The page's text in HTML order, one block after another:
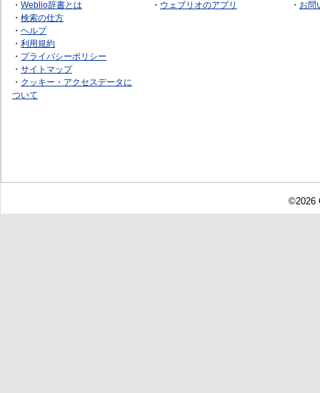
・ Weblio辞書とは
・ 検索の仕方
・ ヘルプ
・ 利用規約
・ プライバシーポリシー
・ サイトマップ
・ クッキー・アクセスデータに
ついて
・ ウェブリオのアプリ
・ お問
©2026